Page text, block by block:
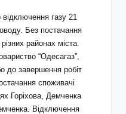
газу 21
Без постачання
районах міста.
“Одесагаз”,
до завершення робіт
споживачі
Горіхова, Демченка
Відключення